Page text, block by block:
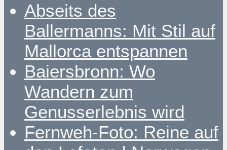
Abseits des
Ballermanns: Mit Stil auf
Mallorca entspannen
Baiersbronn: Wo
Wandern zum
Genusserlebnis wird
Fernweh-Foto: Reine auf